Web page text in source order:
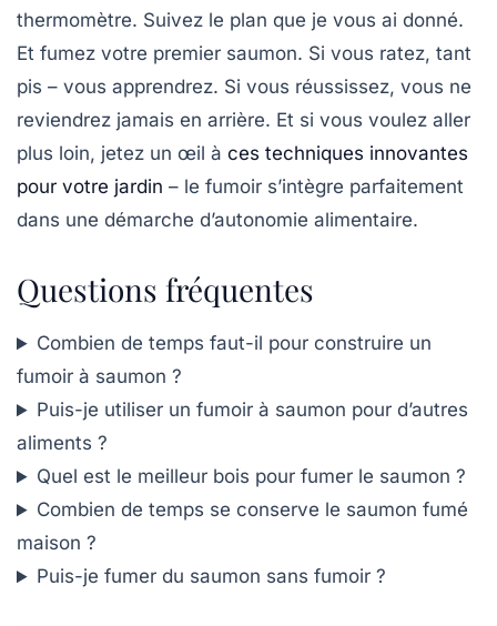
thermomètre. Suivez le plan que je vous ai donné.
Et fumez votre premier saumon. Si vous ratez, tant
pis – vous apprendrez. Si vous réussissez, vous ne
reviendrez jamais en arrière. Et si vous voulez aller
plus loin, jetez un œil à ces techniques innovantes
pour votre jardin – le fumoir s’intègre parfaitement
dans une démarche d’autonomie alimentaire.
Questions fréquentes
Combien de temps faut-il pour construire un
fumoir à saumon ?
Puis-je utiliser un fumoir à saumon pour d’autres
aliments ?
Quel est le meilleur bois pour fumer le saumon ?
Combien de temps se conserve le saumon fumé
maison ?
Puis-je fumer du saumon sans fumoir ?